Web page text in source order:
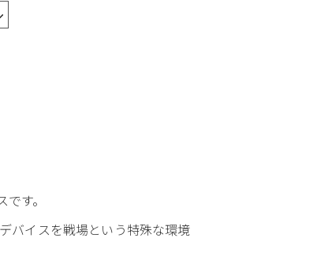
す。
バイスを戦場という特殊な環境